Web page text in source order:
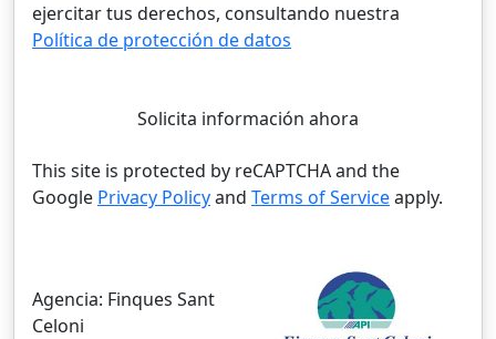
ejercitar tus derechos, consultando nuestra
Política de protección de datos
Solicita información ahora
This site is protected by reCAPTCHA and the
Google Privacy Policyand Terms of Serviceapply.
Agencia: Finques Sant
Celoni